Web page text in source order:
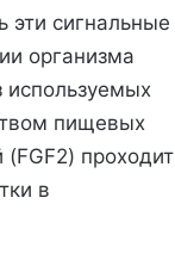
эти сигнальные
организма
используемых
пищевых
проходит
в